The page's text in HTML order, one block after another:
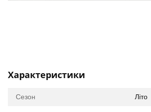
Характеристики
Сезон Літо